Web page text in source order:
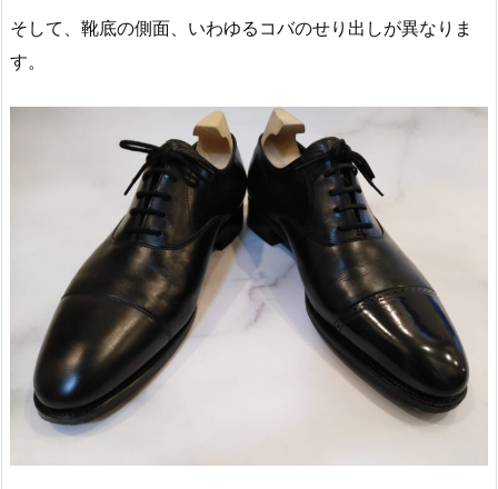
そして、靴底の側面、いわゆるコバのせり出しが異なりま
す。